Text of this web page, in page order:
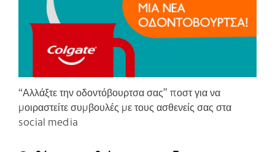
“Αλλάξτε την οδοντόβουρτσα σας” ποστ για να
μοιραστείτε συμβουλές με τους ασθενείς σας στα
social media